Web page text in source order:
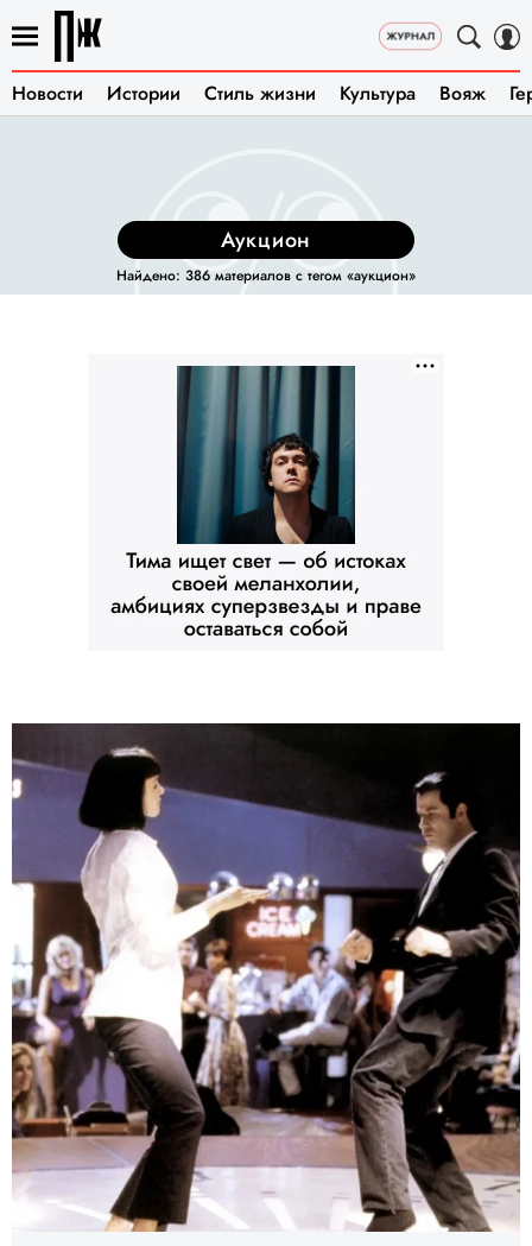
Новости Истории Стиль жизни Культура Вояж
аукцион
Найдено: 386 материалов с тегом «аукцион»